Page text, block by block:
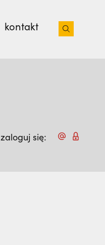
kontakt
zaloguj się: